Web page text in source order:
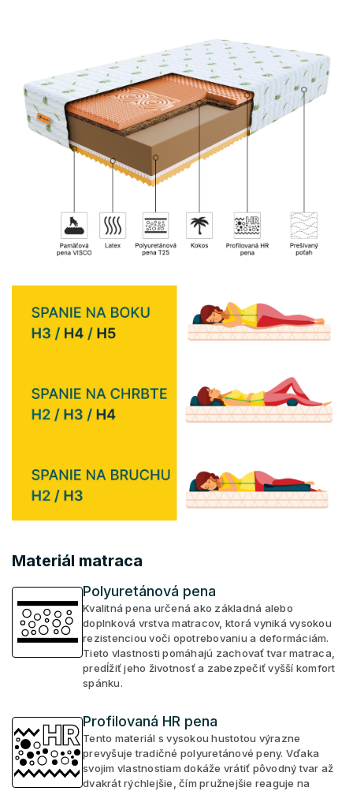
Materiál matraca
Polyuretánová pena
Kvalitná pena určená ako základná alebo
doplnková vrstva matracov, ktorá vyniká vysokou
rezistenciou voči opotrebovaniu a deformáciám.
Tieto vlastnosti pomáhajú zachovať tvar matraca,
predĺžiť jeho životnosť a zabezpečiť vyšší komfort
spánku.
Profilovaná HR pena
Tento materiál s vysokou hustotou výrazne
prevyšuje tradičné polyuretánové peny. Vďaka
svojim vlastnostiam dokáže vrátiť pôvodný tvar až
dvakrát rýchlejšie, čím pružnejšie reaguje na